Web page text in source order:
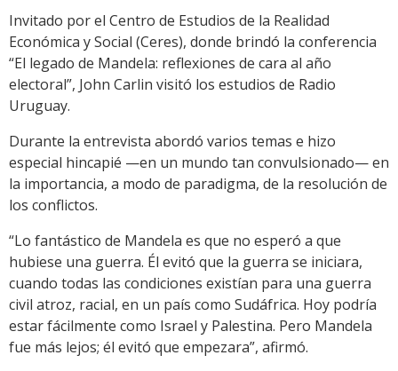
Invitado por el Centro de Estudios de la Realidad
Económica y Social (Ceres), donde brindó la conferencia
“El legado de Mandela: reflexiones de cara al año
electoral”, John Carlin visitó los estudios de Radio
Uruguay.
Durante la entrevista abordó varios temas e hizo
especial hincapié —en un mundo tan convulsionado— en
la importancia, a modo de paradigma, de la resolución de
los conflictos.
“Lo fantástico de Mandela es que no esperó a que
hubiese una guerra. Él evitó que la guerra se iniciara,
cuando todas las condiciones existían para una guerra
civil atroz, racial, en un país como Sudáfrica. Hoy podría
estar fácilmente como Israel y Palestina. Pero Mandela
fue más lejos; él evitó que empezara”, afirmó.